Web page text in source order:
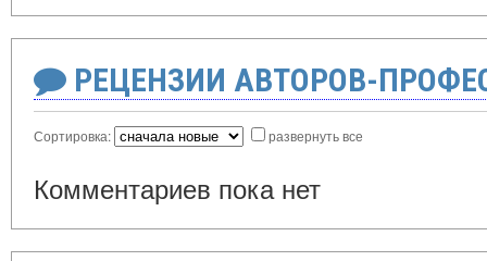
РЕЦЕНЗИИ АВТОРОВ-
Сортировка: развернуть все
Комментариев пока нет